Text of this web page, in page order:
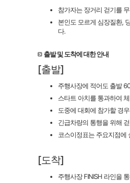
참가자는 장거리 걷기를
본인도 모르게 심장질환,
다.
출발 및 도착에 대한 안내
[출발]
주행사장에 적어도 출발
스타트 아치를 통과하여
도중에 대회에 참가할 경
긴급차량의 통행을 위해
코스이정표는 주요지점에
[도착]
주행사장 FINISH 라인을